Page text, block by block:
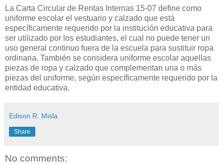
La Carta Circular de Rentas Internas 15-07 define como
uniforme escolar el vestuario y calzado que está
específicamente requerido por la institución educativa para
ser utilizado por los estudiantes, el cual no puede tener un
uso general continuo fuera de la escuela para sustituir ropa
ordinaria. También se considera uniforme escolar aquellas
piezas de ropa y calzado que complementan una o más
piezas del uniforme, según específicamente requerido por la
entidad educativa.
Edison R. Misla
Share
No comments: